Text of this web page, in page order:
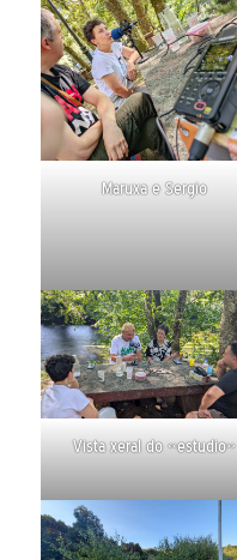
Maruxa e Sergio
Vista xeral do «estudio»